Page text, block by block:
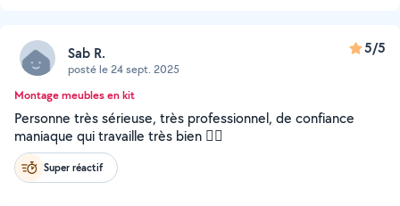
Sab R.
posté le 24 sept. 2025
5/5
Montage meubles en kit
Personne très sérieuse, très professionnel, de confiance
maniaque qui travaille très bien 👍🏻
Super réactif